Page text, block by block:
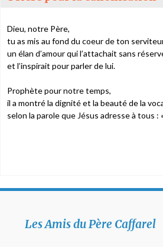
Dieu, notre Père,
tu as mis au fond du coeur de ton
un élan d’amour qui l’attachait sans
et l’inspirait pour parler de lui.
Prophète pour notre temps,
il a montré la dignité et la beauté de la
selon la parole que Jésus adresse à tous :
Les Amis du Père Caffarel